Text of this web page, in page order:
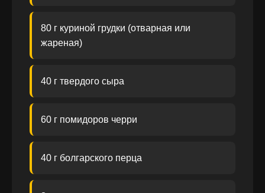
80 г куриной грудки (отварная или
жареная)
40 г твердого сыра
60 г помидоров черри
40 г болгарского перца